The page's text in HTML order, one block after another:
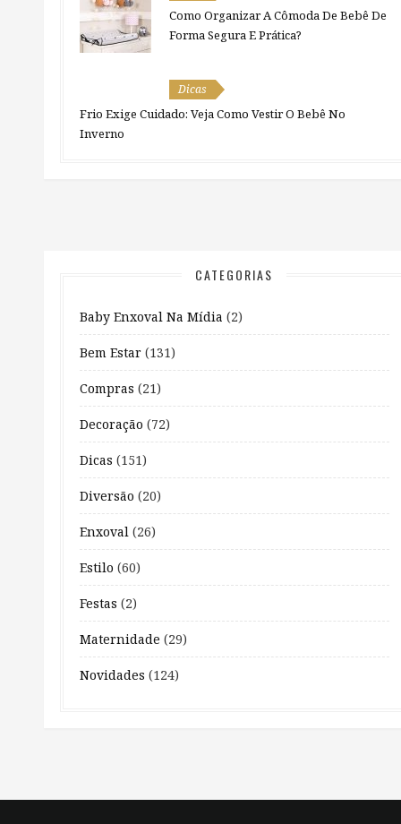
Como Organizar A Cômoda De Bebê De
Forma Segura E Prática?
Dicas
Frio Exige Cuidado: Veja Como Vestir O Bebê No
Inverno
CATEGORIAS
Baby Enxoval Na Mídia (2)
Bem Estar (131)
Compras (21)
Decoração (72)
Dicas (151)
Diversão (20)
Enxoval (26)
Estilo (60)
Festas (2)
Maternidade (29)
Novidades (124)